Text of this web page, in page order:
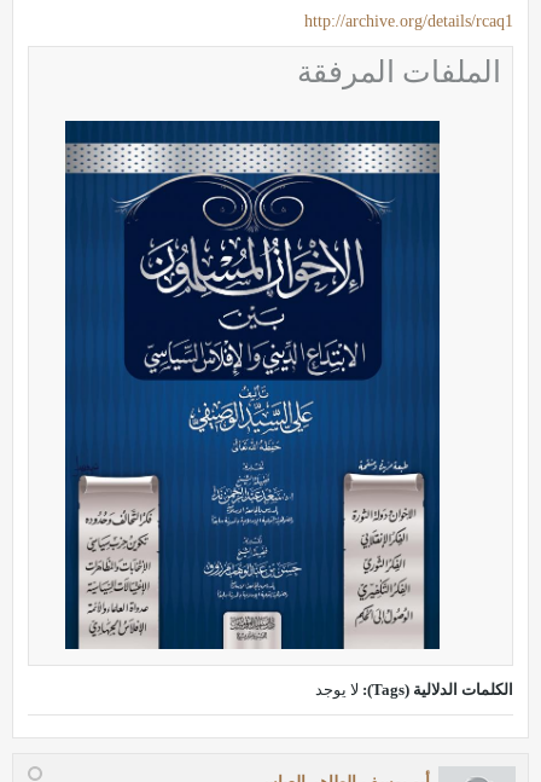
http://archive.org/details/rcaq1
الملفات المرفقة
الكلمات الدلالية (Tags): لا يوجد